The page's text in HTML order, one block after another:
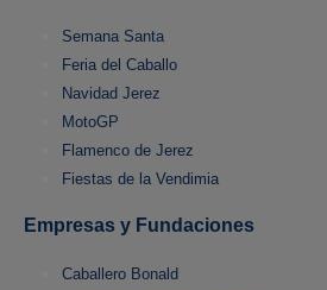
Semana Santa
Feria del Caballo
Navidad Jerez
MotoGP
Flamenco de Jerez
Fiestas de la Vendimia
Empresas y Fundaciones
Caballero Bonald